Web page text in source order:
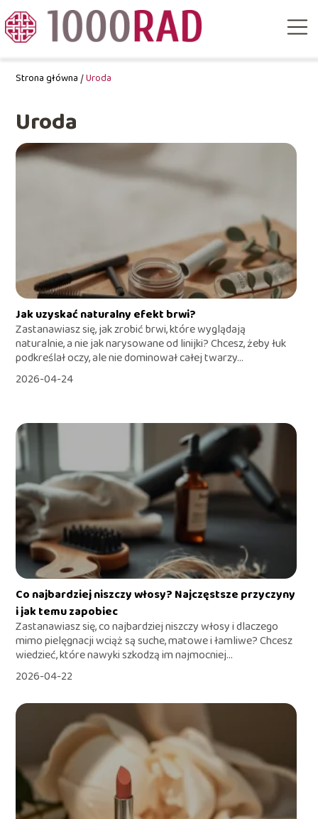
Strona główna/Uroda
Uroda
Jak uzyskać naturalny efekt brwi?
Zastanawiasz się, jak zrobić brwi, które wyglądają
naturalnie, a nie jak narysowane od linijki? Chcesz, żeby łuk
podkreślał oczy, ale nie dominował całej twarzy...
2026-04-24
Co najbardziej niszczy włosy? Najczęstsze przyczyny
i jak temu zapobiec
Zastanawiasz się, co najbardziej niszczy włosy i dlaczego
mimo pielęgnacji wciąż są suche, matowe i łamliwe? Chcesz
wiedzieć, które nawyki szkodzą im najmocniej...
2026-04-22